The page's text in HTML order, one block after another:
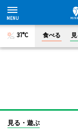
37°C 食べる
見る・遊ぶ